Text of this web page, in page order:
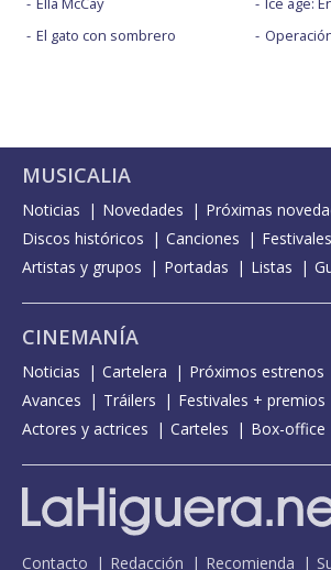
El gato con sombrero
MUSICALIA
Noticias Novedades
Próximas
Discos históricos
Canciones Festivales
Artistas y grupos
Portadas Listas
CINEMANÍA
Noticias Cartelera Próximos estrenos
Avances
Tráilers
Festivales + premios
Actores y actrices
Carteles Box-office
Contacto Redacción Recomienda